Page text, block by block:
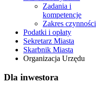
Zadania i
kompetencje
Zakres czynności
Podatki i opłaty
Sekretarz Miasta
Skarbnik Miasta
Organizacja Urzędu
Dla inwestora